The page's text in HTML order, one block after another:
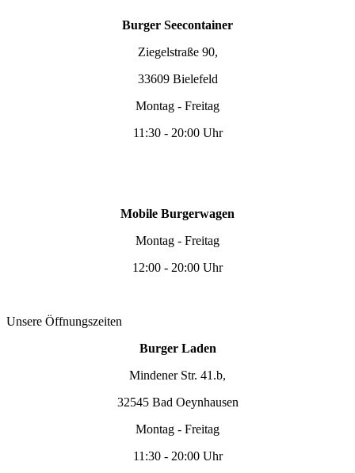
Burger Seecontainer
Ziegelstraße 90,
33609 Bielefeld
Montag - Freitag
11:30 - 20:00 Uhr
Mobile Burgerwagen
Montag - Freitag
12:00 - 20:00 Uhr
Unsere Öffnungszeiten
Burger Laden
Mindener Str. 41.b,
32545 Bad Oeynhausen
Montag - Freitag
11:30 - 20:00 Uhr